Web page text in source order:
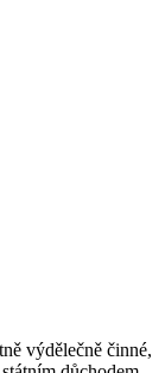
výdělečně činné,